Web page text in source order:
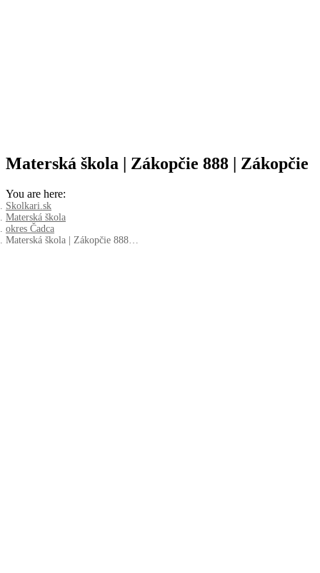
Materská škola | Zákopčie 888 | Zákopčie
You are here:
Skolkari.sk
Materská škola
okres Čadca
Materská škola | Zákopčie 888…